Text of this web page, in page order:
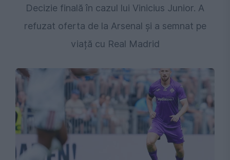
Decizie finală în cazul lui Vinicius Junior. A
refuzat oferta de la Arsenal și a semnat pe
viață cu Real Madrid